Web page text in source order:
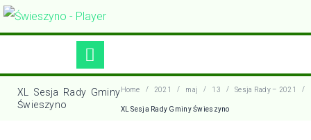
XL Sesja Rady Gminy
Świeszyno
Home / 2021 / maj / 13 / Sesja Rady – 2021 /
XL Sesja Rady Gminy Świeszyno